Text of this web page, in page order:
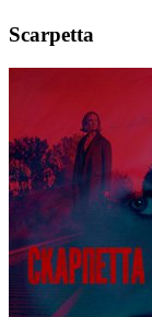
Scarpetta